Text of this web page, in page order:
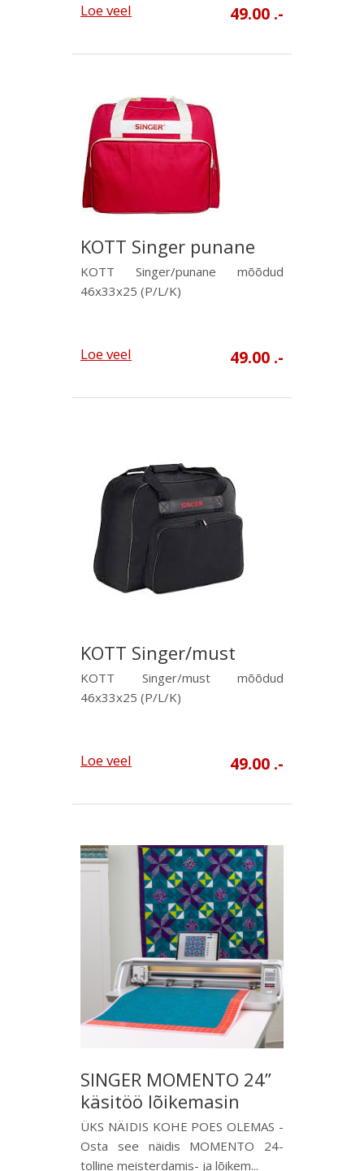
Loe veel 49.00 .-
KOTT Singer punane
KOTT Singer/punane mõõdud
46x33x25 (P/L/K)
Loe veel 49.00 .-
KOTT Singer/must
KOTT Singer/must mõõdud
46x33x25 (P/L/K)
Loe veel 49.00 .-
SINGER MOMENTO 24”
käsitöö lõikemasin
ÜKS NÄIDIS KOHE POES OLEMAS -
Osta see näidis MOMENTO 24-
tolline meisterdamis- ja lõikem...